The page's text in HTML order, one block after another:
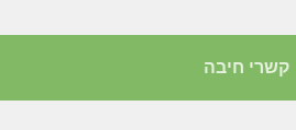
קשרי חיבה